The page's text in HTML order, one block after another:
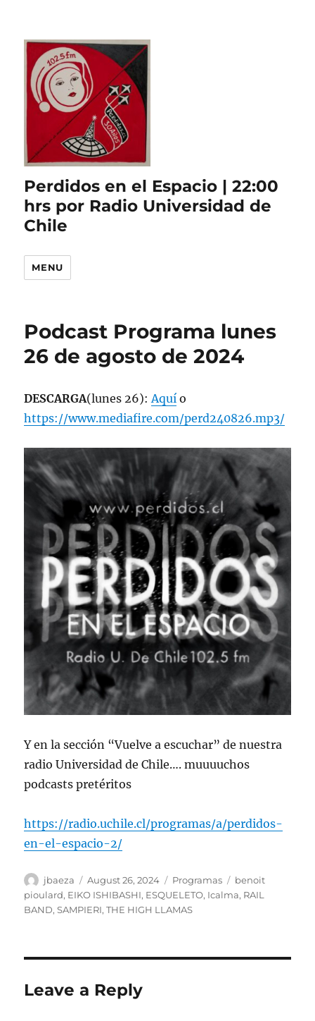
Perdidos en el Espacio | 22:00
hrs por Radio Universidad de
Chile
MENU
Podcast Programa lunes
26 de agosto de 2024
DESCARGA(lunes 26):Aquí o
https://www.mediafire.com/perd240826.mp3/
Y en la sección “Vuelve a escuchar” de nuestra
radio Universidad de Chile…. muuuuchos
podcasts pretéritos
https://radio.uchile.cl/programas/a/perdidos-
en-el-espacio-2/
Author
jbaeza
Posted
on
August 26, 2024 Categories
Programas Tags
benoit
pioulard, EIKO ISHIBASHI, ESQUELETO, Icalma, RAIL
BAND,SAMPIERI,THE HIGH LLAMAS
Leave a Reply